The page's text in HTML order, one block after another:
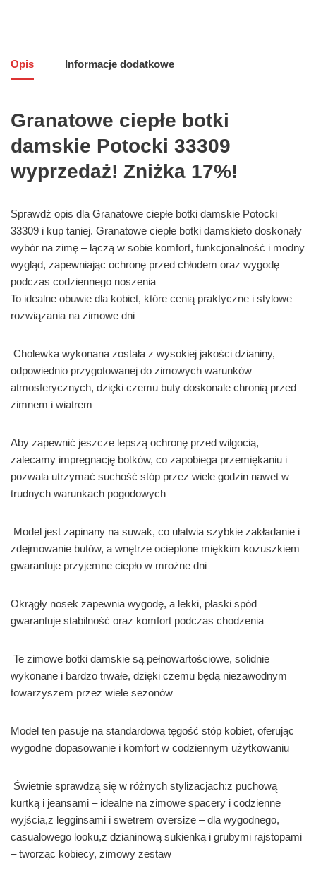
Opis Informacje dodatkowe
Granatowe ciepłe botki
damskie Potocki 33309
wyprzedaż! Zniżka 17%!
Sprawdź opis dla Granatowe ciepłe botki damskie Potocki
33309 i kup taniej. Granatowe ciepłe botki damskieto doskonały
wybór na zimę – łączą w sobie komfort, funkcjonalność i modny
wygląd, zapewniając ochronę przed chłodem oraz wygodę
podczas codziennego noszenia
To idealne obuwie dla kobiet, które cenią praktyczne i stylowe
rozwiązania na zimowe dni
Cholewka wykonana została z wysokiej jakości dzianiny,
odpowiednio przygotowanej do zimowych warunków
atmosferycznych, dzięki czemu buty doskonale chronią przed
zimnem i wiatrem
Aby zapewnić jeszcze lepszą ochronę przed wilgocią,
zalecamy impregnację botków, co zapobiega przemiękaniu i
pozwala utrzymać suchość stóp przez wiele godzin nawet w
trudnych warunkach pogodowych
Model jest zapinany na suwak, co ułatwia szybkie zakładanie i
zdejmowanie butów, a wnętrze ocieplone miękkim kożuszkiem
gwarantuje przyjemne ciepło w mroźne dni
Okrągły nosek zapewnia wygodę, a lekki, płaski spód
gwarantuje stabilność oraz komfort podczas chodzenia
Te zimowe botki damskie są pełnowartościowe, solidnie
wykonane i bardzo trwałe, dzięki czemu będą niezawodnym
towarzyszem przez wiele sezonów
Model ten pasuje na standardową tęgość stóp kobiet, oferując
wygodne dopasowanie i komfort w codziennym użytkowaniu
Świetnie sprawdzą się w różnych stylizacjach:z puchową
kurtką i jeansami – idealne na zimowe spacery i codzienne
wyjścia,z legginsami i swetrem oversize – dla wygodnego,
casualowego looku,z dzianinową sukienką i grubymi rajstopami
– tworząc kobiecy, zimowy zestaw